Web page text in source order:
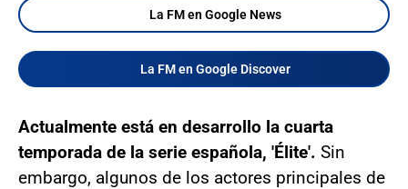
La FM en Google News
La FM en Google Discover
Actualmente está en desarrollo la cuarta
temporada de la serie española, 'Élite'. Sin
embargo, algunos de los actores principales de